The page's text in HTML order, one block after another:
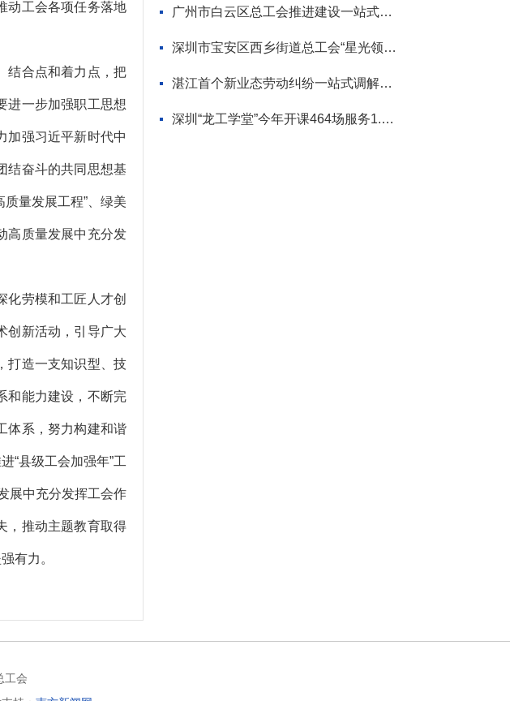
动工会各项任务落地
合点和着力点，把
进一步加强职工思想
加强习近平新时代中
结奋斗的共同思想基
量发展工程”、绿美
高质量发展中充分发
劳模和工匠人才创
创新活动，引导广大
打造一支知识型、技
和能力建设，不断完
体系，努力构建和谐
“县级工会加强年”工
展中充分发挥工会作
，推动主题教育取得
有力。
广州市白云区总工会推进建设一站式调解平台
深圳市宝安区西乡街道总工会“星光领航”品牌首场活动走进企业
湛江首个新业态劳动纠纷一站式调解平台揭牌
深圳“龙工学堂”今年开课464场服务1.2万职工
工会